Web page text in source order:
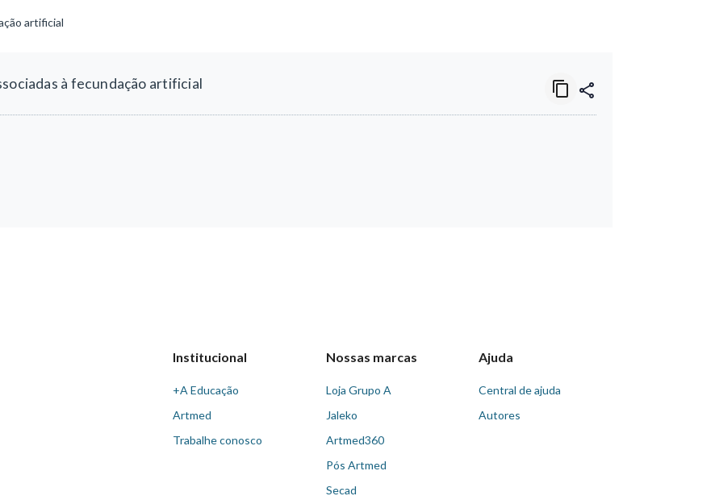
artificial
à fecundação artificial
Institucional
+A Educação
Artmed
Trabalhe conosco
Nossas marcas
Loja Grupo A
Jaleko
Artmed360
Pós Artmed
Secad
Ajuda
Central de ajuda
Autores